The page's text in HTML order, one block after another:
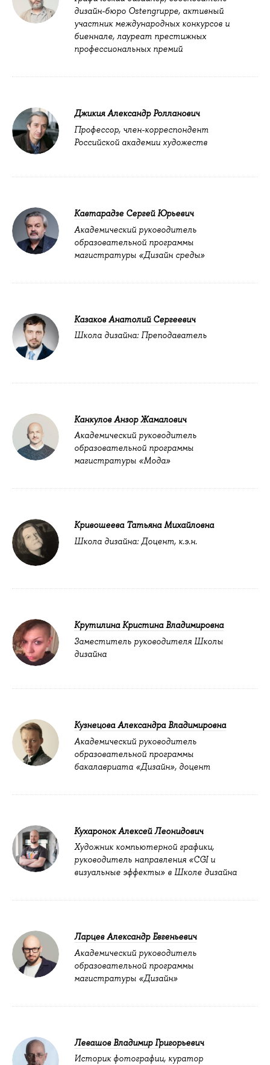
дизайн-бюро Ostengruppe, активный
участник международных конкурсов и
биеннале, лауреат престижных
профессиональных премий
Джикия Александр Ролланович
Профессор, член-корреспондент
Российской академии художеств
Кавтарадзе Сергей Юрьевич
Академический руководитель
образовательной программы
магистратуры «Дизайн среды»
Казаков Анатолий Сергеевич
Школа дизайна: Преподаватель
Канкулов Анзор Жамалович
Академический руководитель
образовательной программы
магистратуры «Мода»
Кривошеева Татьяна Михайловна
Школа дизайна: Доцент, к.э.н.
Крутилина Кристина Владимировна
Заместитель руководителя Школы
дизайна
Кузнецова Александра Владимировна
Академический руководитель
образовательной программы
бакалавриата «Дизайн», доцент
Кухаронок Алексей Леонидович
Художник компьютерной графики,
руководитель направления «CGI и
визуальные эффекты» в Школе дизайна
Ларцев Александр Евгеньевич
Академический руководитель
образовательной программы
магистратуры «Дизайн»
Левашов Владимир Григорьевич
Историк фотографии, куратор